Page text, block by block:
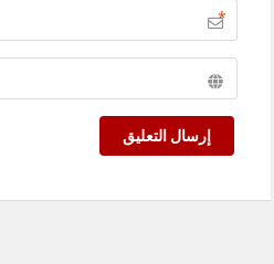
*
إرسال التعليق